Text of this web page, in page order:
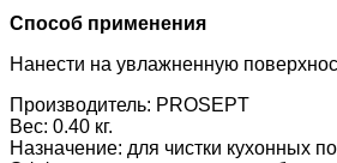
Способ применения
Нанести на увлажненную
Производитель: PROSEPT
Вес: 0.40 кг.
Назначение: для чистки кухонных